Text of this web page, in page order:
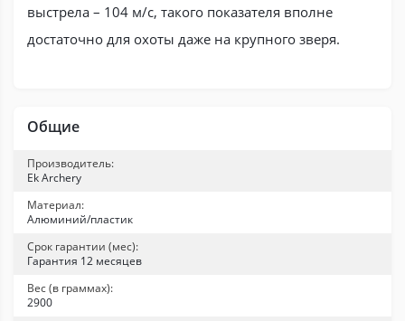
выстрела – 104 м/с, такого показателя вполне
достаточно для охоты даже на крупного зверя.
Общие
Производитель:
Ek Archery
Материал:
Алюминий/пластик
Срок гарантии (мес):
Гарантия 12 месяцев
Вес (в граммах):
2900